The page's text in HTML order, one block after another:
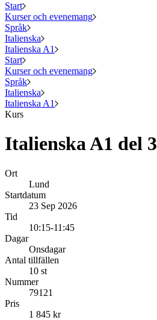
Start
Kurser och evenemang
Språk
Italienska
Italienska A1
Start
Kurser och evenemang
Språk
Italienska
Italienska A1
Kurs
Italienska A1 del 3
Ort
Lund
Startdatum
23 Sep 2026
Tid
10:15-11:45
Dagar
Onsdagar
Antal tillfällen
10 st
Nummer
79121
Pris
1 845 kr